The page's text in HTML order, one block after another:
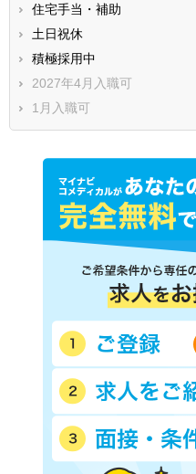
住宅手当・補助
土日祝休
積極採用中
2027年4月入職可
1月入職可